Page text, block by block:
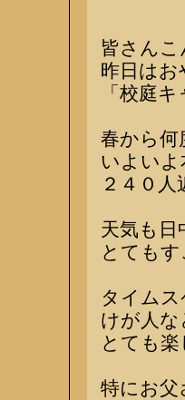
皆さん
昨日はお
「校庭
春から何
いよいよ
２４０
天気も
とても
タイム
けが人
とても
特にお父